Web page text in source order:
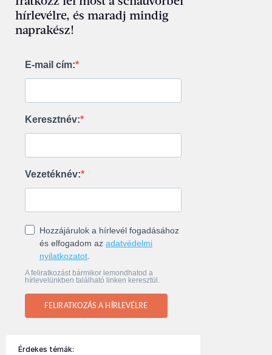
hírlevélre, és maradj mindig
naprakész!
E-mail cím:
Keresztnév:
Vezetéknév:
Hozzájárulok a hírlevél fogadásához
és elfogadom az adatvédelmi
nyilatkozatot
A feliratkozást bármikor lemondhatod a
hírlevelünkben található linken keresztül.
FELIRATKOZÁS A HÍRLEVÉLRE
Érdekes témák: